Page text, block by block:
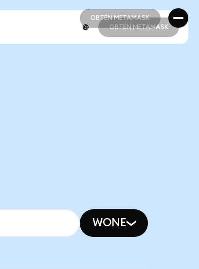
OBTÉN METAMASK
OBTÉN METAMASK
OBTÉN METAMASK
WONE